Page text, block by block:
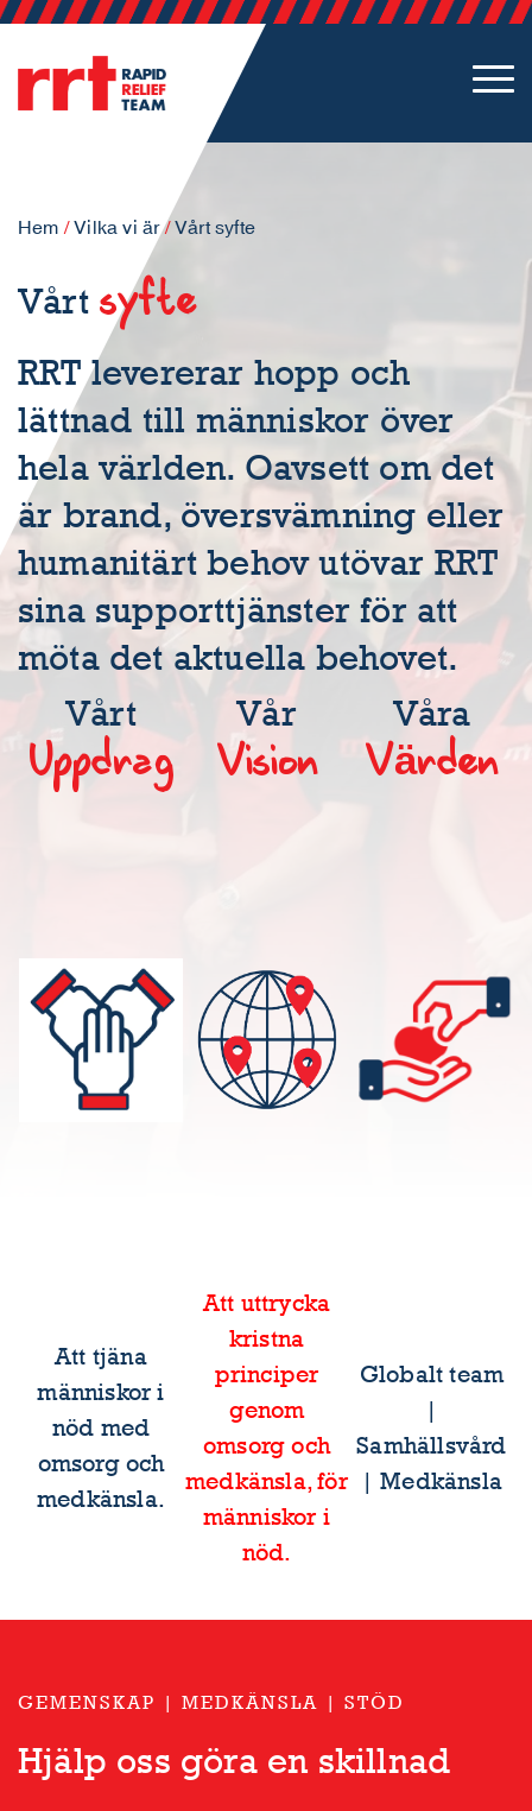
Hem /Vilka vi är/Vårt syfte
Vårt syfte
RRT levererar hopp och
lättnad till människor över
hela världen. Oavsett om det
är brand, översvämning eller
humanitärt behov utövar RRT
sina supporttjänster för att
möta det aktuella behovet.
Vårt
Uppdrag
Vår
Vision
Våra
Värden
Att tjäna
människor i
nöd med
omsorg och
medkänsla.
Att uttrycka
kristna
principer
genom
omsorg och
medkänsla, för
människor i
nöd.
Globalt team
|
Samhällsvård
| Medkänsla
GEMENSKAP | MEDKÄNSLA | STÖD
Hjälp oss göra en skillnad